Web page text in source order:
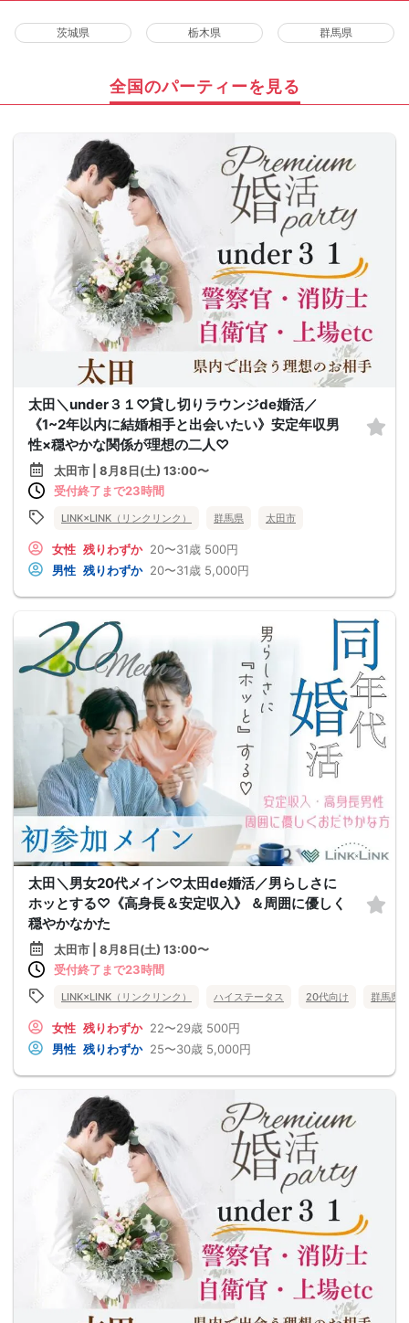
茨城県 栃木県 群馬県
全国のパーティーを見る
太田＼under３１♡貸し切りラウンジde婚活／
《1~2年以内に結婚相手と出会いたい》安定年収男
性×穏やかな関係が理想の二人♡
太田市 | 8月8日(土) 13:00〜
受付終了まで23時間
LINK×LINK（リンクリンク） 群馬県 太田市
女性 残りわずか 20〜31歳 500円
男性 残りわずか 20〜31歳 5,000円
太田＼男女20代メイン♡太田de婚活／男らしさに
ホッとする♡《高身長＆安定収入》 ＆周囲に優しく
穏やかなかた
太田市 | 8月8日(土) 13:00〜
受付終了まで23時間
LINK×LINK（リンクリンク） ハイステータス 20代向け 群馬県
女性 残りわずか 22〜29歳 500円
男性 残りわずか 25〜30歳 5,000円